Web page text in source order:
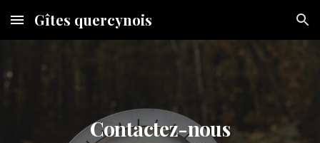
Skip to main content Skip to navigation
Gîtes quercynois
Contactez-nous